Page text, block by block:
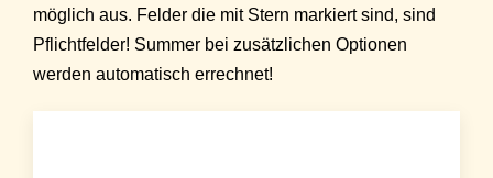
möglich aus. Felder die mit Stern markiert sind, sind
Pflichtfelder! Summer bei zusätzlichen Optionen
werden automatisch errechnet!